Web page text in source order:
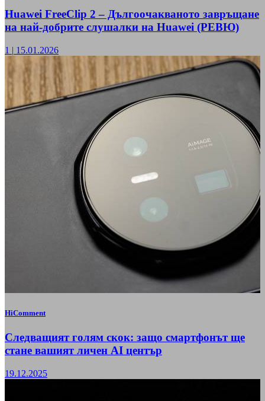
Huawei FreeClip 2 – Дългоочакваното завръщане
на най-добрите слушалки на Huawei (РЕВЮ)
1 | 15.01.2026
HiComment
Следващият голям скок: защо смартфонът ще
стане вашият личен AI център
19.12.2025